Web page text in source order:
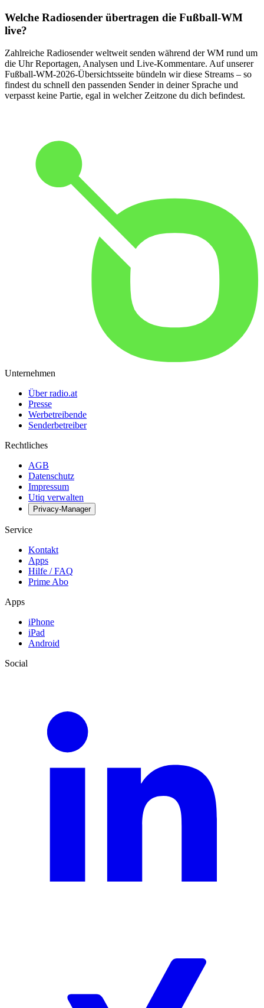
Welche Radiosender übertragen die Fußball-WM
live?
Zahlreiche Radiosender weltweit senden während der WM rund um
die Uhr Reportagen, Analysen und Live-Kommentare. Auf unserer
Fußball-WM-2026-Übersichtsseite bündeln wir diese Streams – so
findest du schnell den passenden Sender in deiner Sprache und
verpasst keine Partie, egal in welcher Zeitzone du dich befindest.
Unternehmen
Über radio.at
Presse
Werbetreibende
Senderbetreiber
Rechtliches
AGB
Datenschutz
Impressum
Utiq verwalten
Privacy-Manager
Service
Kontakt
Apps
Hilfe / FAQ
Prime Abo
Apps
iPhone
iPad
Android
Social